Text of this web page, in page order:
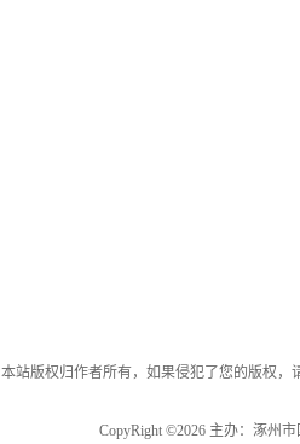
本站版权归作者所有，如果侵犯了您的版权
CopyRight ©2026 主办：涿州